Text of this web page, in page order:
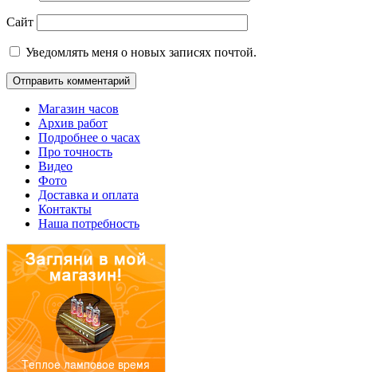
Сайт
Уведомлять меня о новых записях почтой.
Магазин часов
Архив работ
Подробнее о часах
Про точность
Видео
Фото
Доставка и оплата
Контакты
Наша потребность